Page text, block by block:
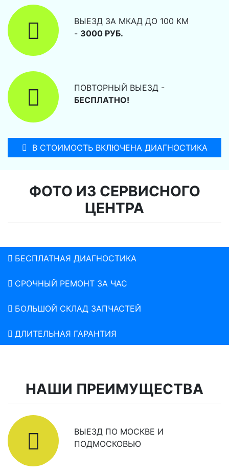
ВЫЕЗД ЗА МКАД ДО 100 КМ
- 3000 РУБ.
ПОВТОРНЫЙ ВЫЕЗД -
БЕСПЛАТНО!
В СТОИМОСТЬ ВКЛЮЧЕНА ДИАГНОСТИКА
ФОТО ИЗ СЕРВИСНОГО
ЦЕНТРА
БЕСПЛАТНАЯ ДИАГНОСТИКА
СРОЧНЫЙ РЕМОНТ ЗА ЧАС
БОЛЬШОЙ СКЛАД ЗАПЧАСТЕЙ
ДЛИТЕЛЬНАЯ ГАРАНТИЯ
НАШИ ПРЕИМУЩЕСТВА
ВЫЕЗД ПО МОСКВЕ И
ПОДМОСКОВЬЮ